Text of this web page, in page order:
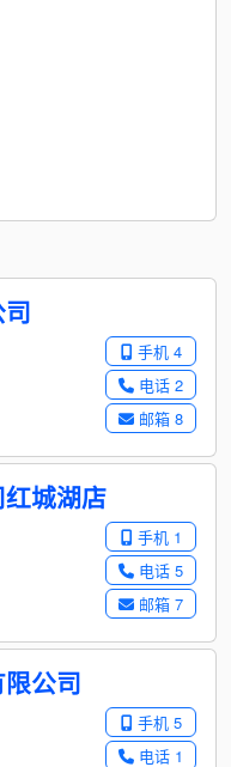
手机 4
电话 2
邮箱 8
城湖店
手机 1
电话 5
邮箱 7
公司
手机 5
电话 1